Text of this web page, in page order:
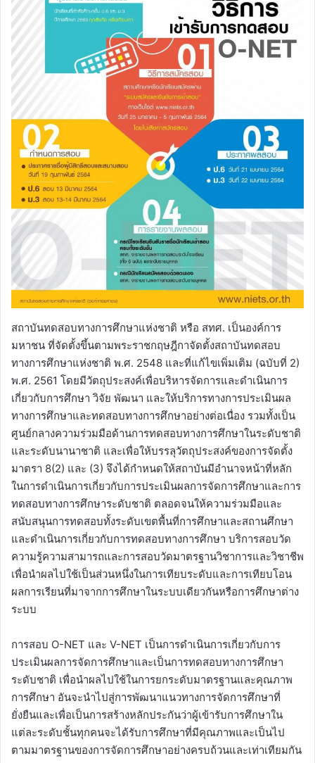
สถาบันทดสอบทางการศึกษาแห่งชาติ หรือ สทศ. เป็นองค์การ
มหาชน ที่จัดตั้งขึ้นตามพระราชกฤษฎีกาจัดตั้งสถาบันทดสอบ
ทางการศึกษาแห่งชาติ พ.ศ. 2548 และที่แก้ไขเพิ่มเติม (ฉบับที่ 2)
พ.ศ. 2561 โดยมีวัตถุประสงค์เพื่อบริหารจัดการและดำเนินการ
เกี่ยวกับการศึกษา วิจัย พัฒนา และให้บริการทางการประเมินผล
ทางการศึกษาและทดสอบทางการศึกษาอย่างต่อเนื่อง รวมทั้งเป็น
ศูนย์กลางความร่วมมือด้านการทดสอบทางการศึกษาในระดับชาติ
และระดับนานาชาติ และเพื่อให้บรรลุวัตถุประสงค์ของการจัดตั้ง
มาตรา 8(2) และ (3) จึงได้กำหนดให้สถาบันมีอำนาจหน้าที่หลัก
ในการดำเนินการเกี่ยวกับการประเมินผลการจัดการศึกษาและการ
ทดสอบทางการศึกษาระดับชาติ ตลอดจนให้ความร่วมมือและ
สนับสนุนการทดสอบทั้งระดับเขตพื้นที่การศึกษาและสถานศึกษา
และดำเนินการเกี่ยวกับการทดสอบทางการศึกษา บริการสอบวัด
ความรู้ความสามารถและการสอบวัดมาตรฐานวิชาการและวิชาชีพ
เพื่อนำผลไปใช้เป็นส่วนหนึ่งในการเทียบระดับและการเทียบโอน
ผลการเรียนที่มาจากการศึกษาในระบบเดียวกันหรือการศึกษาต่าง
ระบบ
การสอบ O-NET และ V-NET เป็นการดำเนินการเกี่ยวกับการ
ประเมินผลการจัดการศึกษาและเป็นการทดสอบทางการศึกษา
ระดับชาติ เพื่อนำผลไปใช้ในการยกระดับมาตรฐานและคุณภาพ
การศึกษา อันจะนำไปสู่การพัฒนาแนวทางการจัดการศึกษาที่
ยั่งยืนและเพื่อเป็นการสร้างหลักประกันว่าผู้เข้ารับการศึกษาใน
แต่ละระดับชั้นทุกคนจะได้รับการศึกษาที่มีคุณภาพและเป็นไป
ตามมาตรฐานของการจัดการศึกษาอย่างครบถ้วนและเท่าเทียมกัน